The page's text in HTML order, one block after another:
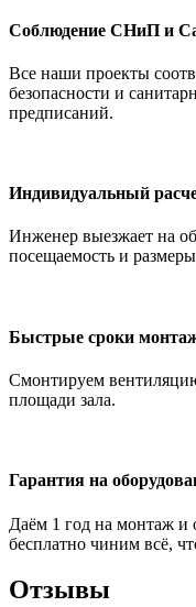
Соблюдение СНиП и
Все наши проекты
безопасности и
предписаний.
Индивидуальный
Инженер выезжает на
посещаемость и
Быстрые сроки
Смонтируем
площади зала.
Гарантия на
Даём 1 год на монтаж и
бесплатно чиним всё,
Отзывы